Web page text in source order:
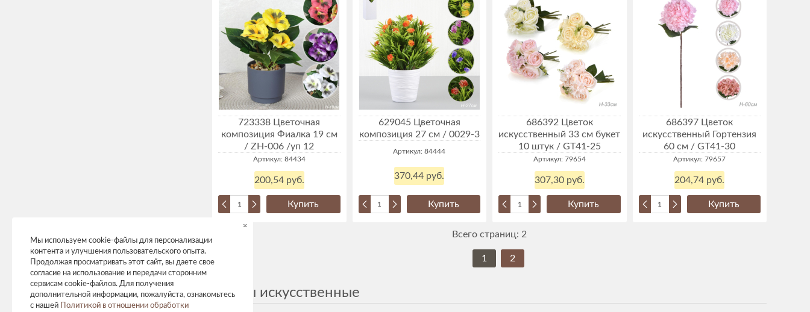
723338 Цветочная
композиция Фиалка 19 см
/ ZH-006 /уп 12
Артикул: 84434
200,54 руб.
Купить
629045 Цветочная
композиция 27 см / 0029-3
Артикул: 84444
370,44 руб.
Купить
686392 Цветок
искусственный 33 см букет
10 штук / GT41-25
Артикул: 79654
307,30 руб.
Купить
686397 Цветок
искусственный Гортензия
60 см / GT41-30
Артикул: 79657
204,74 руб.
Купить
Всего страниц: 2
1 2
Цветы искусственные
Мы используем cookie-файлы для персонализации
контента и улучшения пользовательского опыта.
Продолжая просматривать этот сайт, вы даете свое
согласие на использование и передачи сторонним
сервисам cookie-файлов. Для получения
дополнительной информации, пожалуйста, ознакомьтесь
с нашей
Политикой в отношении обработки
×